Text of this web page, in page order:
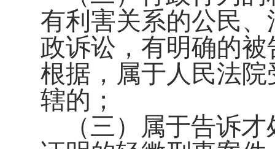
有利害关系的公民
政诉讼，有明确的
根据，属于人民法
辖的；
（三）属于告诉